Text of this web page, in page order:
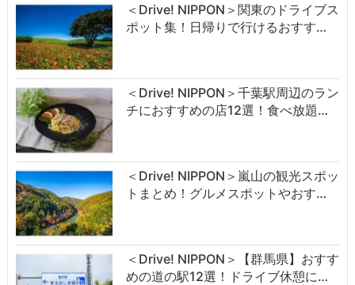
＜Drive! NIPPON＞関東のドライブス
ポット集！日帰りで行けるおすす…
＜Drive! NIPPON＞千葉駅周辺のラン
チにおすすめの店12選！食べ放題…
＜Drive! NIPPON＞嵐山の観光スポッ
トまとめ！グルメスポットやおす…
＜Drive! NIPPON＞【群馬県】おすす
めの道の駅12選！ドライブ休憩に…